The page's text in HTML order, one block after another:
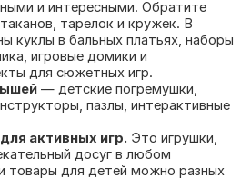
и интересными. Обратите
тарелок и кружек. В
куклы в бальных платьях, наборы
игровые домики и
для сюжетных игр.
— детские погремушки,
пазлы, интерактивные
активных игр. Это игрушки,
досуг в любом
товары для детей можно разных